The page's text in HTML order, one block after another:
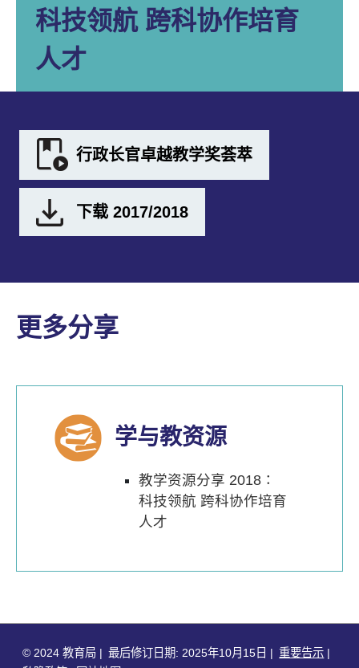
科技领航 跨科协作培育
人才
行政长官卓越教学奖荟萃
下载 2017/2018
更多分享
学与教资源
教学资源分享 2018∶
科技领航 跨科协作培育
人才
© 2024 教育局 最后修订日期: 2025年10月15日
重要告示